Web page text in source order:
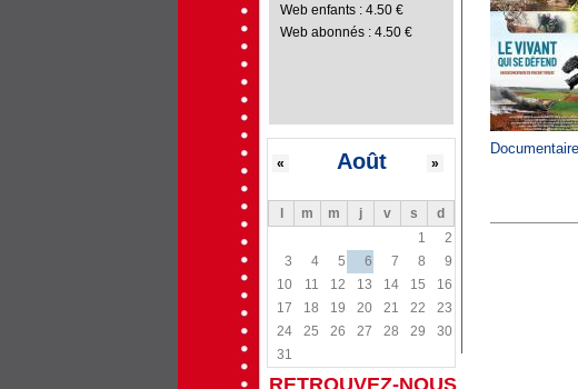
Web enfants : 4.50 €
Web abonnés : 4.50 €
Août
« »
m m j v s
d
1
2
3
4 5 6 7 8
9
10
11 12 13 14 15
16
17
18 19 20 21 22
23
24
25 26 27 28 29
30
31
Documentaire